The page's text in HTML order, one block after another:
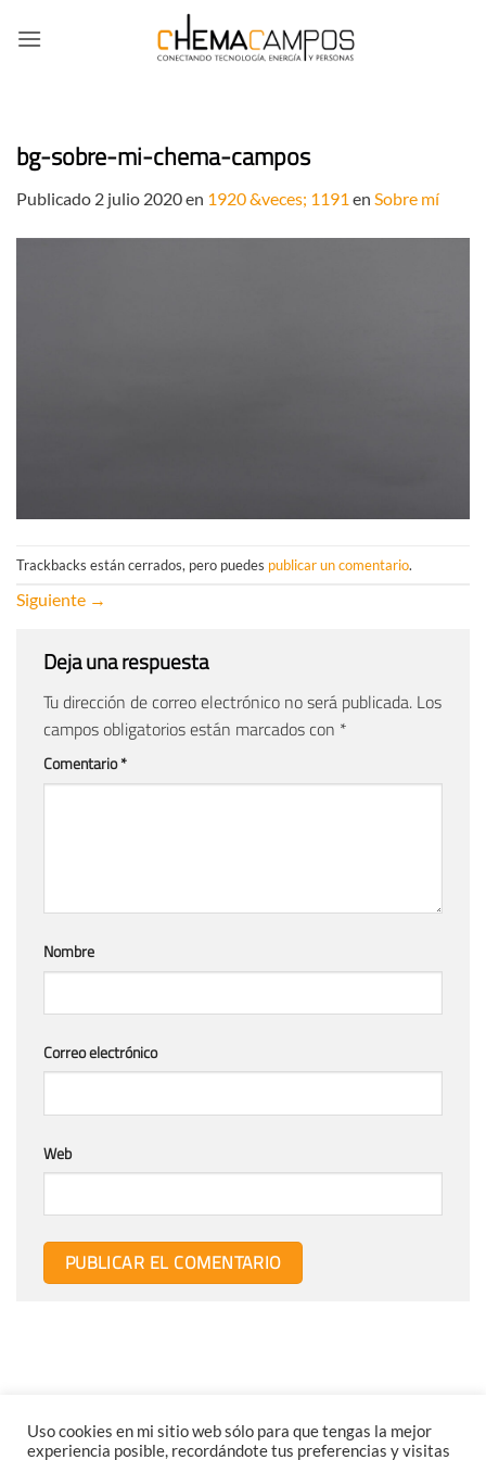
bg-sobre-mi-chema-campos
Publicado 2 julio 2020en 1920 &veces; 1191 en Sobre mí
Trackbacks están cerrados, pero puedes publicar un comentario.
Siguiente →
Deja una respuesta
Tu dirección de correo electrónico no será publicada. Los
campos obligatorios están marcados con *
Comentario*
Nombre
Correo electrónico
Web
Uso cookies en mi sitio web sólo para que tengas la mejor
experiencia posible, recordándote tus preferencias y visitas